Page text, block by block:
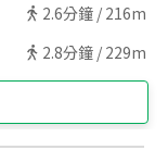
2.6分鐘 / 216m
2.8分鐘 / 229m